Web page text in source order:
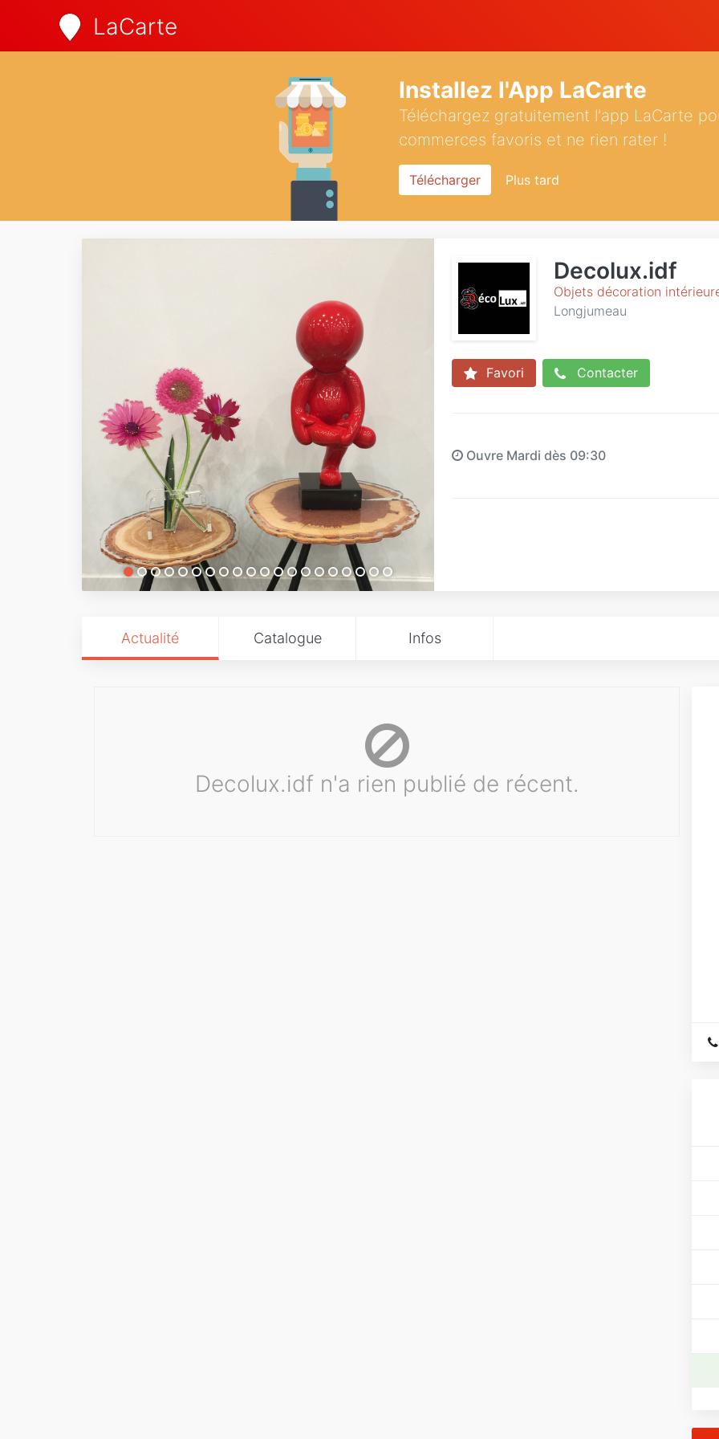
LaCarte
Installez l'App LaCarte
Téléchargez gratuitement l'app LaCarte
commerces favoris et ne rien rater !
Télécharger Plus tard
Decolux.idf
Objets décoration
Longjumeau
Favori Contacter
Ouvre Mardi dès 09:30
Actualité Catalogue Infos
Decolux.idf n'a rien publié de récent.